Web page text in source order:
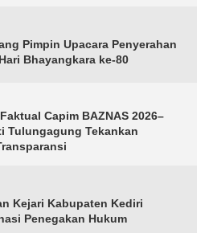
Pimpin Upacara Penyerahan
Bhayangkara ke-80
Capim BAZNAS 2026–
Tulungagung Tekankan
Kejari Kabupaten Kediri
Penegakan Hukum